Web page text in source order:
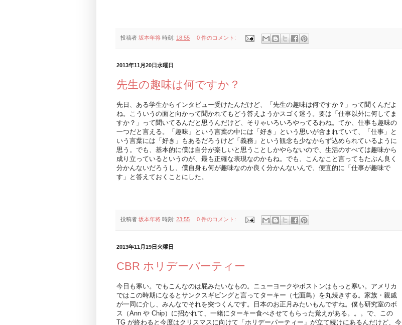
投稿者 坂本年将 時刻: 18:55 0 件のコメント:
2013年11月20日水曜日
先生の趣味は何ですか？
先日、ある学生からインタビュー受けたんだけど、「先生の趣味は何ですか？」って聞くんだよ
ね。こういうの面と向かって聞かれてもどう答えようかスゴく迷う。要は「仕事以外に何してま
すか？」って聞いてるんだと思うんだけど、そりゃいろいろやってるわね。てか、仕事も趣味の
一つだと言える。「趣味」という言葉の中には「好き」という思いが含まれていて、「仕事」と
いう言葉には「好き」もあるだろうけど「義務」という観念も少なからず込められているように
思う。でも、基本的に僕は自分が楽しいと思うことしかやらないので、生活のすべては趣味から
成り立っているというのが、最も正確な表現なのかもね。でも、こんなこと言ってもたぶん良く
分かんないだろうし、僕自身も何が趣味なのか良く分かんないんで、便宜的に「仕事が趣味で
す」と答えておくことにした。
投稿者 坂本年将 時刻: 23:55 0 件のコメント:
2013年11月19日火曜日
CBR ホリデーパーティー
今日も寒い。でもこんなのは屁みたいなもの。ニューヨークやボストンはもっと寒い。アメリカ
ではこの時期になるとサンクスギビングと言ってターキー（七面鳥）を丸焼きする。家族・親戚
が一同に介し、みんなでそれを突つくんです。日本のお正月みたいもんですね。僕も研究室のボ
ス（Ann や Chip）に招かれて、一緒にターキー食べさせてもらった覚えがある。。。で、この
TG が終わると今度はクリスマスに向けて「ホリデーパーティー」が立て続けにあるんだけど、今